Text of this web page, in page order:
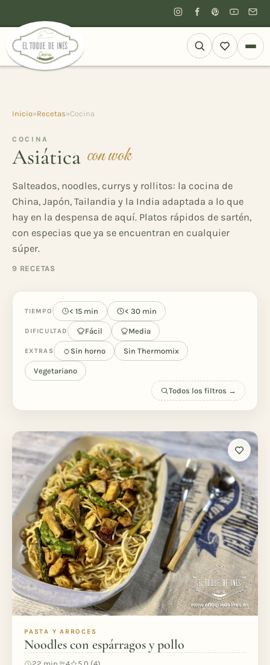
Inicio»Recetas»Cocina
COCINA
Asiática con wok
Salteados, noodles, currys y rollitos: la cocina de
China, Japón, Tailandia y la India adaptada a lo que
hay en la despensa de aquí. Platos rápidos de sartén,
con especias que ya se encuentran en cualquier
súper.
9 RECETAS
TIEMPO < 15 min < 30 min
DIFICULTAD Fácil Media
EXTRAS Sin horno Sin Thermomix
Vegetariano
Todos los filtros →
PASTA Y ARROCES
Noodles con espárragos y pollo